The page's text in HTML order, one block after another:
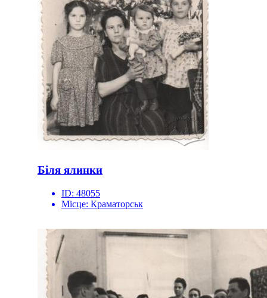
Біля ялинки
ID: 48055
Місце: Краматорськ